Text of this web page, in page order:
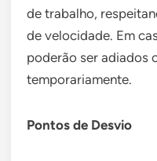
de trabalho,
de velocidade. Em
poderão ser adiados
temporariamente.
Pontos de Desvio